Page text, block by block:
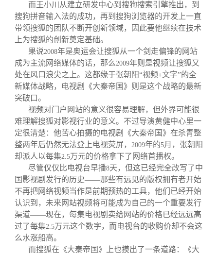
而王小川从建立研发中心到搜狗搜索引擎推出，到
搜狗拼音输入法的成功，再到搜狗浏览器的开发上一直
带领搜狐的团队不断开创新领域，因此要他继续在技术
上为搜狐的创新奠定基础。
果说2008年是奥运会让搜狐从一个剑走偏锋的网站
成为主流网络媒体的话，那么2009年则是视频让搜狐又
处在风口浪尖之上。这都缘于张朝阳“视频+文字”的全
新媒体战略，电视剧《大秦帝国》则是这个战略的最新
突破口。
视频对门户网站的意义很容易理解，但外界可能很
难理解搜狐对影视行业的意义。不过导演黄健中心里一
定很清楚：他苦心拍摄的电视剧《大秦帝国》在杀青整
整两年后仍然无法登上电视荧屏， 2009年的5月，张朝阳
却派人以每集2.5万元的价格拿下了网络首播权。
尽管仅仅比电视台早播8天，但这已经完全改写了中
国影视剧发行的历史——那些有远见的版权拥有者开始
不再把网络视频当作是前期预热的工具，他们已经开始
认识到，未来网站视频将可能成为自己的一个重要发行
渠道——现在，每集电视剧卖给网站的价格已经远远高
过了每集2.5万元这个数字，而电视台的收购价却不会这
么水涨船高。
而搜狐在《大秦帝国》上也摸出了一条道路：《大